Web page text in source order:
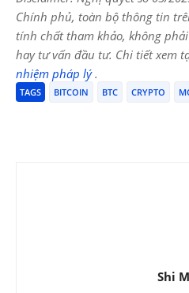
Chính phủ, toàn bộ thông tin
tính chất tham khảo, không
hay tư vấn đầu tư. Chi tiết xem
nhiệm pháp lý.
TAGS BITCOIN BTC CRYPTO
Shi